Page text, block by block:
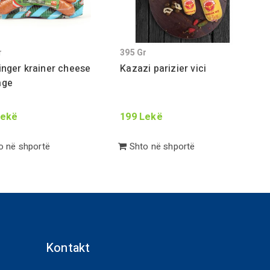
krainer cheese
në shportë
Kazazi parizier vici
395 Gr
199Lekë
Shto në shportë
Kontakt